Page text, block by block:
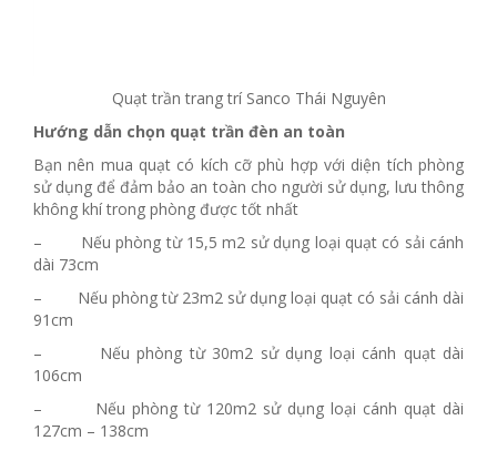
Quạt trần trang trí Sanco Thái Nguyên
Hướng dẫn chọn quạt trần đèn an toàn
Bạn nên mua quạt có kích cỡ phù hợp với diện tích phòng
sử dụng để đảm bảo an toàn cho người sử dụng, lưu thông
không khí trong phòng được tốt nhất
– Nếu phòng từ 15,5 m2 sử dụng loại quạt có sải cánh
dài 73cm
– Nếu phòng từ 23m2 sử dụng loại quạt có sải cánh dài
91cm
– Nếu phòng từ 30m2 sử dụng loại cánh quạt dài
106cm
– Nếu phòng từ 120m2 sử dụng loại cánh quạt dài
127cm – 138cm